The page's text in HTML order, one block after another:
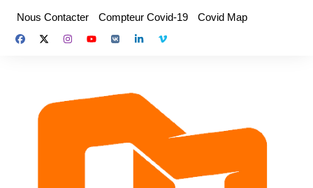
contenu
Nous Contacter Compteur Covid-19 Covid Map